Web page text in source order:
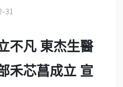
31
不凡 東杰生醫
禾芯菖成立 宣